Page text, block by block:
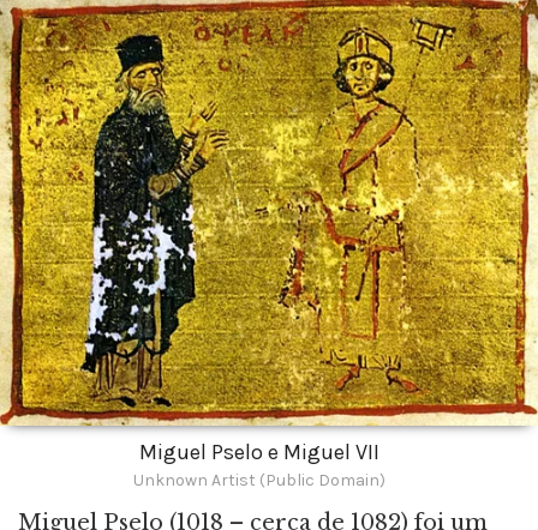
Miguel Pselo e Miguel VII
Unknown Artist (Public Domain)
Miguel Pselo (1018 – cerca de 1082) foi um